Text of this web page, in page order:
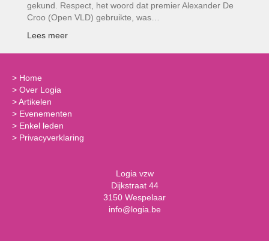
gekund. Respect, het woord dat premier Alexander De
Croo (Open VLD) gebruikte, was…
Lees meer
> Home
> Over Logia
>Artikelen
> Evenementen
> Enkel leden
> Privacyverklaring
Logia vzw
Dijkstraat 44
3150 Wespelaar
info@logia.be